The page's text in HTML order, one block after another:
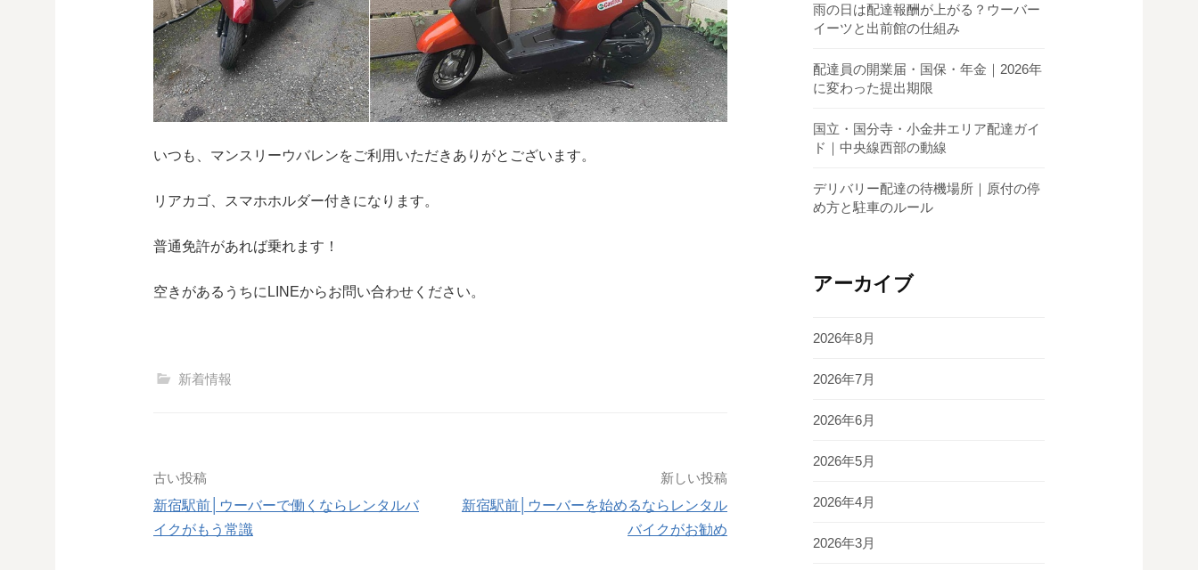
いつも、マンスリーウバレンをご利用いただきありがとございます。
リアカゴ、スマホホルダー付きになります。
普通免許があれば乗れます！
空きがあるうちにLINEからお問い合わせください。
新着情報
投
稿
古い投稿
新宿駅前│ウーバーで働くならレンタルバ
イクがもう常識
新しい投稿
新宿駅前│ウーバーを始めるならレンタル
バイクがお勧め
雨の日は配達報酬が上がる？ウーバー
イーツと出前館の仕組み
配達員の開業届・国保・年金｜2026年
に変わった提出期限
国立・国分寺・小金井エリア配達ガイ
ド｜中央線西部の動線
デリバリー配達の待機場所｜原付の停
め方と駐車のルール
アーカイブ
2026年8月
2026年7月
2026年6月
2026年5月
2026年4月
2026年3月